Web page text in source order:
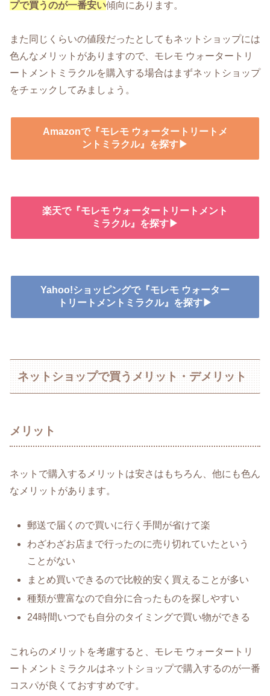
プで買うのが一番安い傾向にあります。
また同じくらいの値段だったとしてもネットショップには
色んなメリットがありますので、モレモ ウォータートリ
ートメントミラクルを購入する場合はまずネットショップ
をチェックしてみましょう。
Amazonで『モレモ ウォータートリートメ
ントミラクル』を探す▶
楽天で『モレモ ウォータートリートメント
ミラクル』を探す▶
Yahoo!ショッピングで『モレモ ウォーター
トリートメントミラクル』を探す▶
ネットショップで買うメリット・デメリット
メリット
ネットで購入するメリットは安さはもちろん、他にも色ん
なメリットがあります。
郵送で届くので買いに行く手間が省けて楽
わざわざお店まで行ったのに売り切れていたという
ことがない
まとめ買いできるので比較的安く買えることが多い
種類が豊富なので自分に合ったものを探しやすい
24時間いつでも自分のタイミングで買い物ができる
これらのメリットを考慮すると、モレモ ウォータートリ
ートメントミラクルはネットショップで購入するのが一番
コスパが良くておすすめです。